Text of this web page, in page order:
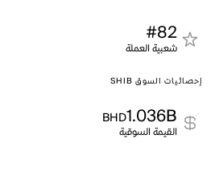
#82
شعبية العملة
إحصائيات السوق SHIB
1.036B
BHD
القيمة السوقية